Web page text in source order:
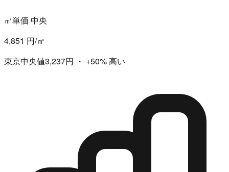
㎡単価 中央
4,851 円/㎡
東京中央値3,237円 ・ +50%高い